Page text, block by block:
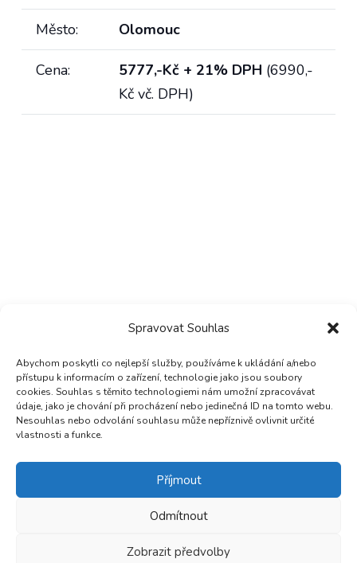
Spravovat Souhlas
Abychom poskytli co nejlepší služby, používáme k ukládání a/nebo
přístupu k informacím o zařízení, technologie jako jsou soubory
cookies. Souhlas s těmito technologiemi nám umožní zpracovávat
údaje, jako je chování při procházení nebo jedinečná ID na tomto webu.
Nesouhlas nebo odvolání souhlasu může nepříznivě ovlivnit určité
vlastnosti a funkce.
Příjmout
Odmítnout
Zobrazit předvolby
Město: Olomouc
Cena: 5777,-Kč + 21% DPH (6990,-
Kč vč. DPH)